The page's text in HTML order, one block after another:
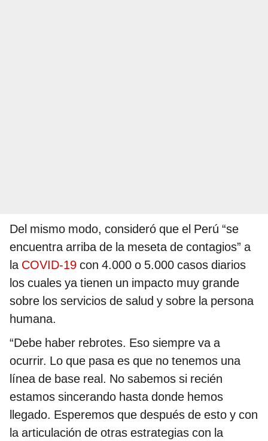
Del mismo modo, consideró que el Perú “se
encuentra arriba de la meseta de contagios” a
la COVID-19 con 4.000 o 5.000 casos diarios
los cuales ya tienen un impacto muy grande
sobre los servicios de salud y sobre la persona
humana.
“Debe haber rebrotes. Eso siempre va a
ocurrir. Lo que pasa es que no tenemos una
línea de base real. No sabemos si recién
estamos sincerando hasta donde hemos
llegado. Esperemos que después de esto y con
la articulación de otras estrategias con la